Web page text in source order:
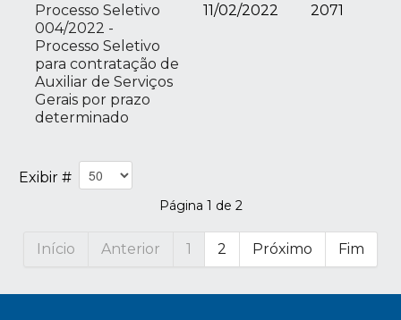
Processo Seletivo
004/2022 -
Processo Seletivo
para contratação de
Auxiliar de Serviços
Gerais por prazo
determinado
11/02/2022 2071
Exibir #
Página 1 de 2
Início Anterior 1 2 Próximo Fim